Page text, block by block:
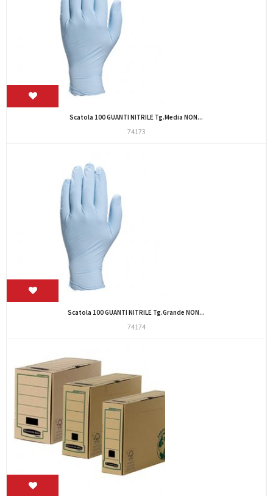
Scatola 100 GUANTI NITRILE Tg.Media NON...
74173
Scatola 100 GUANTI NITRILE Tg.Grande NON...
74174